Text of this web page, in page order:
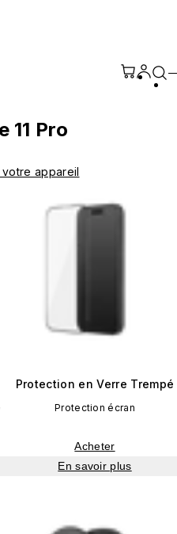
11 Pro
appareil
Protection en Verre Trempé
Protection écran
Acheter
En savoir plus